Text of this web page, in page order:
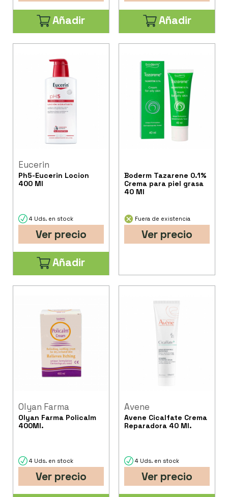
Añadir Añadir
Eucerin
Ph5-Eucerin Locion
400 Ml
4 Uds. en stock
Ver precio
Añadir
Boderm Tazarene 0.1%
Crema para piel grasa
40 Ml
Fuera de existencia
Ver precio
Olyan Farma
Olyan Farma Policalm
400Ml.
4 Uds. en stock
Ver precio
Avene
Avene Cicalfate Crema
Reparadora 40 Ml.
4 Uds. en stock
Ver precio